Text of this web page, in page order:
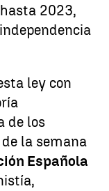
2023,
ley con
de los
la semana
Española